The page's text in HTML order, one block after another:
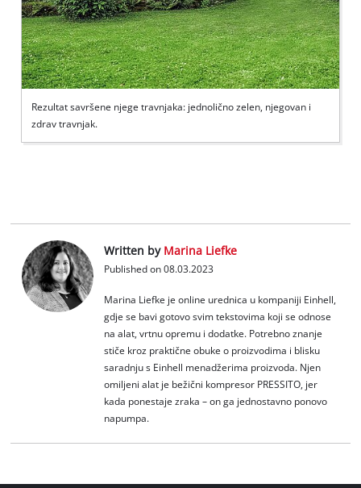
Rezultat savršene njege travnjaka: jednolično zelen, njegovan i
zdrav travnjak.
Written by Marina Liefke
Published on 08.03.2023
Marina Liefke je online urednica u kompaniji Einhell,
gdje se bavi gotovo svim tekstovima koji se odnose
na alat, vrtnu opremu i dodatke. Potrebno znanje
stiče kroz praktične obuke o proizvodima i blisku
saradnju s Einhell menadžerima proizvoda. Njen
omiljeni alat je bežični kompresor PRESSITO, jer
kada ponestaje zraka – on ga jednostavno ponovo
napumpa.